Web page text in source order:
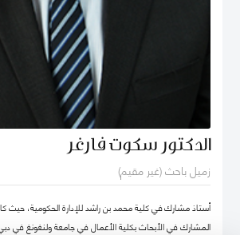
الدكتور سكوت فارغر
زميل باحث (غير مقيم)
أستاذ مشارك في كلية محمد بن راشد للإدارة الحكومية،
المشارك في الأبحاث بكلية الأعمال في جامعة ولنغونغ في